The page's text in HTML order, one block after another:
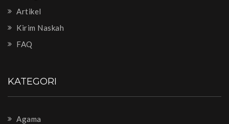
Artikel
Kirim Naskah
FAQ
KATEGORI
Agama